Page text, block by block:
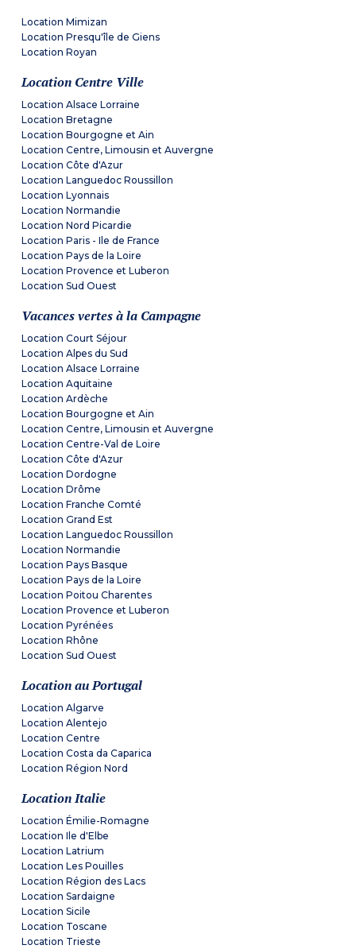
Location Mimizan
Location Presqu'île de Giens
Location Royan
Location Centre Ville
Location Alsace Lorraine
Location Bretagne
Location Bourgogne et Ain
Location Centre, Limousin et Auvergne
Location Côte d'Azur
Location Languedoc Roussillon
Location Lyonnais
Location Normandie
Location Nord Picardie
Location Paris - Ile de France
Location Pays de la Loire
Location Provence et Luberon
Location Sud Ouest
Vacances vertes à la Campagne
Location Court Séjour
Location Alpes du Sud
Location Alsace Lorraine
Location Aquitaine
Location Ardèche
Location Bourgogne et Ain
Location Centre, Limousin et Auvergne
Location Centre-Val de Loire
Location Côte d'Azur
Location Dordogne
Location Drôme
Location Franche Comté
Location Grand Est
Location Languedoc Roussillon
Location Normandie
Location Pays Basque
Location Pays de la Loire
Location Poitou Charentes
Location Provence et Luberon
Location Pyrénées
Location Rhône
Location Sud Ouest
Location au Portugal
Location Algarve
Location Alentejo
Location Centre
Location Costa da Caparica
Location Région Nord
Location Italie
Location Émilie-Romagne
Location Ile d'Elbe
Location Latrium
Location Les Pouilles
Location Région des Lacs
Location Sardaigne
Location Sicile
Location Toscane
Location Trieste